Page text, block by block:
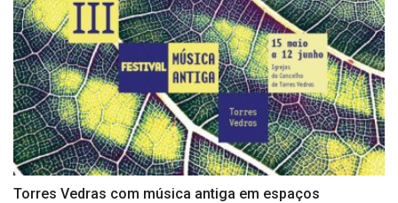
Torres Vedras com música antiga em espaços